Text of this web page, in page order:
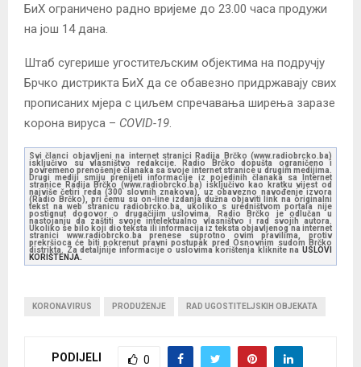
БиХ ограничено радно вријеме до 23.00 часа продужи
на још 14 дана.
Штаб сугерише угоститељским објектима на подручју
Брчко дистрикта БиХ да се обавезно придржавају свих
прописаних мјера с циљем спречавања ширења заразе
корона вируса – COVID-19
Svi članci objavljeni na internet stranici Radija Brčko (www.radiobrcko.ba)
isključivo su vlasništvo redakcije. Radio Brčko dopušta ograničeno i
povremeno prenošenje članaka sa svoje internet stranice u drugim medijima.
Drugi mediji smiju prenijeti informacije iz pojedinih članaka sa Internet
stranice Radija Brčko (www.radiobrcko.ba) isključivo kao kratku vijest od
najviše četiri reda (300 slovnih znakova), uz obavezno navođenje izvora
(Radio Brčko), pri čemu su on-line izdanja dužna objaviti link na originalni
tekst na web stranicu radiobrcko.ba, ukoliko s uredništvom portala nije
postignut dogovor o drugačijim uslovima. Radio Brčko je odlučan u
nastojanju da zaštiti svoje intelektualno vlasništvo i rad svojih autora.
Ukoliko se bilo koji dio teksta ili informacija iz teksta objavljenog na internet
stranici www.radiobrcko.ba prenese suprotno ovim pravilima, protiv
prekršioca će biti pokrenut pravni postupak pred Osnovnim sudom Brčko
distrikta. Za detaljnije informacije o uslovima korištenja kliknite na USLOVI
KORIŠTENJA.
KORONAVIRUS PRODUŽENJE RAD UGOSTITELJSKIH OBJEKATA
PODIJELI 0